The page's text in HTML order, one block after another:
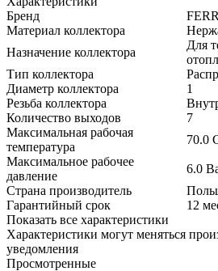
Бренд
Материал коллектора
Назначение коллектора
Для
Тип коллектора
Диаметр коллектора
1
Резьба коллектора
Количество выходов
7
Максимальная рабочая
температура
70.0
Максимальное рабочее
давление
6.0
Страна производитель
Гарантийный срок
12
Показать все характеристики
Характеристики могут меняться
уведомления
Просмотренные